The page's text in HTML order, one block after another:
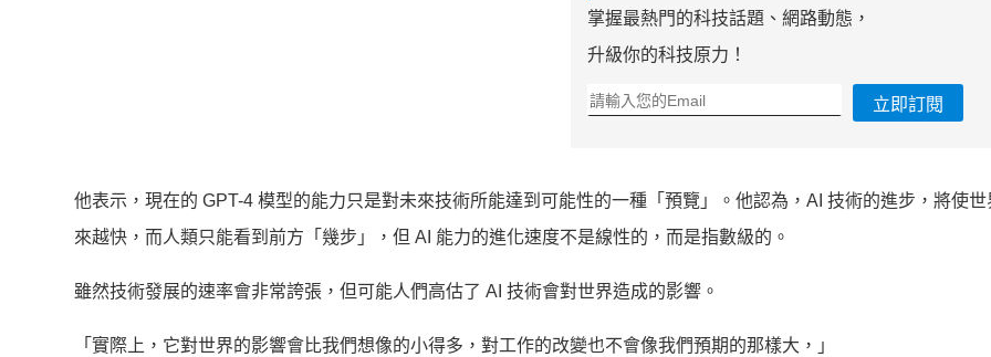
掌握最熱門的科技話題、網路動態，
升級你的科技原力！
立即訂閱
他表示，現在的 GPT-4 模型的能力只是對未來技術所能達到可能性的一種「預覽」。他認為，AI 技術的進步，將使
來越快，而人類只能看到前方「幾步」，但 AI 能力的進化速度不是線性的，而是指數級的。
雖然技術發展的速率會非常誇張，但可能人們高估了 AI 技術會對世界造成的影響。
「實際上，它對世界的影響會比我們想像的小得多，對工作的改變也不會像我們預期的那樣大，」